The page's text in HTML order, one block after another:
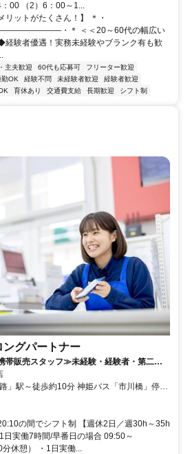
00 （2）6：00～1...
リットがたくさん！】 ＊・
・＊ ＜＜20～60代の幅広い
験者優遇！実務未経験やブランク有も歓
主夫歓迎 60代も応募可
フリーター歓迎
勤OK 経験不問 未経験者歓迎
経験者歓迎
育休あり 交通費支給 長期歓迎 シフト制
グパートナー
帯販売スタッフ≫未経験・経験者・第二新
研修あり
」駅～徒歩約10分 神姫バス「市川橋」停留
の間でシフト制 【週休2日／週30h～35h
日実働7時間/早番日の場合 09:50～
休憩） ・1日実働...